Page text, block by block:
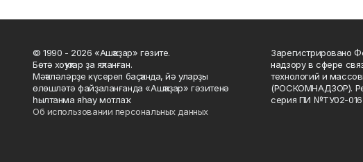
© 1990 - 2026 «Ашҡаҙар» гәзите.
Бөтә хоҡуҡтар ҙа яҡланған.
Мәҡәләләрҙе күсереп баҫҡанда, йә уларҙы
өлөшләтә файҙаланғанда «Ашҡаҙар» гәзитенә
һылтанма яһау мотлаҡ.
Об использовании персональных данных
Зарегистрировано
надзору в сфере
технологий и
(РОСКОМНАДЗОР).
серия ПИ №ТУ02-